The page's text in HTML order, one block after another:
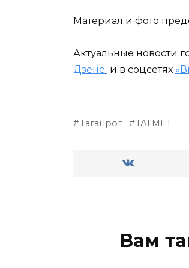
Материал и фото
Актуальные новости
Дзене и в соцсетях
Таганрог ТАГМЕТ
Вам